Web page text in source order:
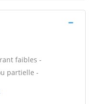
faibles -
partielle -